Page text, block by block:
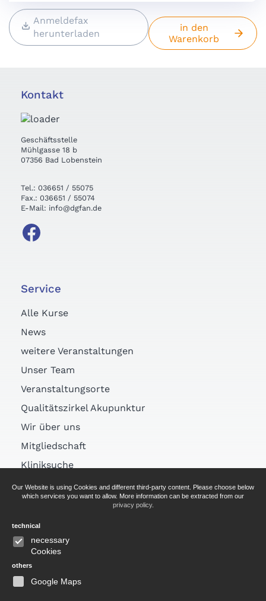
Anmeldefax
herunterladen
in den
Warenkorb
Kontakt
Geschäftsstelle
Mühlgasse 18 b
07356 Bad Lobenstein
Tel.: 036651 / 55075
Fax.: 036651 / 55074
E-Mail: info@dgfan.de
Service
Alle Kurse
News
weitere Veranstaltungen
Unser Team
Veranstaltungsorte
Qualitätszirkel Akupunktur
Wir über uns
Mitgliedschaft
Kliniksuche
Links
Arztsuche
Impressum
Datenschutz
Our Website is using Cookies and different third-party content. Please choose below
which services you want to allow. More information can be extracted from our
privacy policy.
technical
necessary
Cookies
others
Google Maps